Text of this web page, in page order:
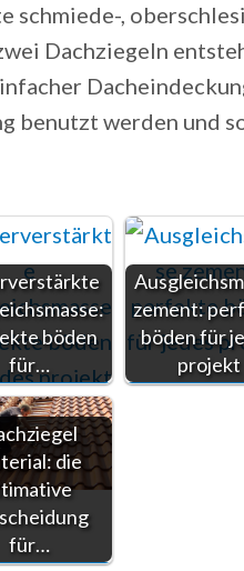
schmiede-,
Dachziegeln
benutzt werden und
böden
für…
zement:
böden für
projekt
die
für…